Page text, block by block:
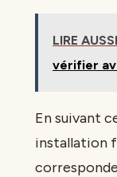
LIRE AUSSI
vérifier
En suivant
installation